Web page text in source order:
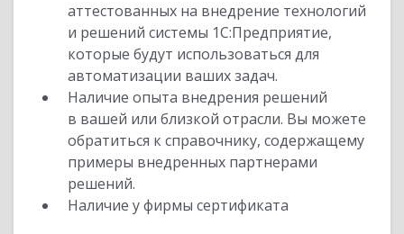
аттестованных на внедрение технологий
и решений системы 1С:Предприятие,
которые будут использоваться для
автоматизации ваших задач.
Наличие опыта внедрения решений
в вашей или близкой отрасли. Вы можете
обратиться к справочнику, содержащему
примеры внедренных партнерами
решений.
Наличие у фирмы сертификата